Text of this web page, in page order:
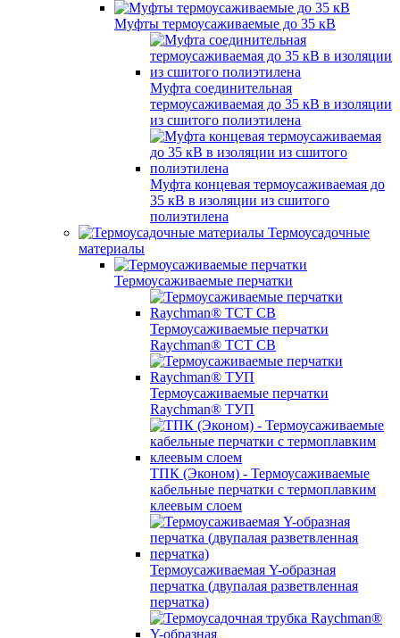
Муфты термоусаживаемые до 35 кВ
Муфта соединительная
термоусаживаемая до 35 кВ в изоляции
из сшитого полиэтилена
Муфта концевая термоусаживаемая до
35 кВ в изоляции из сшитого
полиэтилена
Термоусадочные
материалы
Термоусаживаемые перчатки
Термоусаживаемые перчатки
Raychman® TCT CB
Термоусаживаемые перчатки
Raychman® ТУП
ТПК (Эконом) - Термоусаживаемые
кабельные перчатки с термоплавким
клеевым слоем
Термоусаживаемая Y-образная
перчатка (двупалая разветвленная
перчатка)